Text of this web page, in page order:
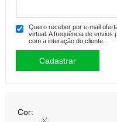
Quero receber por e-mail
virtual. A frequência de envios
com a interação do cliente.
Cor: